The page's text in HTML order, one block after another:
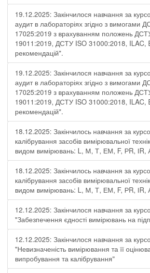
19.12.2025: Закінчилося навчання за
аудит в лабораторіях згідно з вимогами
17025:2019 з врахуванням положень
19011:2019, ДСТУ ISO 31000:2018, ILAC,
рекомендацій".
19.12.2025: Закінчилося навчання за
аудит в лабораторіях згідно з вимогами
17025:2019 з врахуванням положень
19011:2019, ДСТУ ISO 31000:2018, ILAC,
рекомендацій".
18.12.2025: Закінчилось навчання за
калібрування засобів вимірювальної
видом вимірювань: L, М, Т, ЕМ, F, РR, ІR,
18.12.2025: Закінчилось навчання за
калібрування засобів вимірювальної
видом вимірювань: L, М, Т, ЕМ, F, РR, ІR,
12.12.2025: Закінчилося навчання за
"Забезпечення єдності вимірювань на
12.12.2025: Закінчилося навчання за
"Невизначеність вимірювання та її
випробування та калібрування"